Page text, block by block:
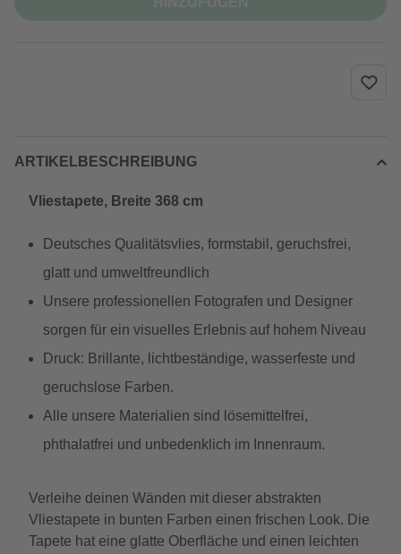
ARTIKELBESCHREIBUNG
Vliestapete, Breite 368 cm
Deutsches Qualitätsvlies, formstabil, geruchsfrei,
glatt und umweltfreundlich
Unsere professionellen Fotografen und Designer
sorgen für ein visuelles Erlebnis auf hohem Niveau
Druck: Brillante, lichtbeständige, wasserfeste und
geruchslose Farben.
Alle unsere Materialien sind lösemittelfrei,
phthalatfrei und unbedenklich im Innenraum.
Verleihe deinen Wänden mit dieser abstrakten
Vliestapete in bunten Farben einen frischen Look. Die
Tapete hat eine glatte Oberfläche und einen leichten